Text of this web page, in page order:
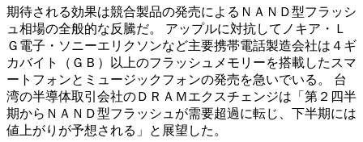
期待される効果は競合製品の発売によるＮＡＮＤ型フラッシ
ュ相場の全般的な反騰だ。 アップルに対抗してノキア・Ｌ
Ｇ電子・ソニーエリクソンなど主要携帯電話製造会社は４ギ
カバイト（ＧＢ）以上のフラッシュメモリーを搭載したスマ
ートフォンとミュージックフォンの発売を急いでいる。 台
湾の半導体取引会社のＤＲＡＭエクスチェンジは「第２四半
期からＮＡＮＤ型フラッシュが需要超過に転じ、下半期には
値上がりが予想される」と展望した。